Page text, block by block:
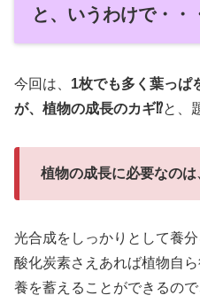
と、いうわけで・・
今回は、 1枚でも多く葉っぱ
が、植物の成長のカギ⁉と、
植物の成長に必要なの
光合成をしっかりとして養
酸化炭素さえあれば植物自
養を蓄えることができるの